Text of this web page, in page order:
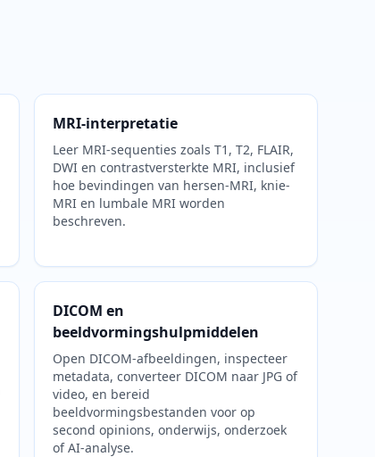
MRI-interpretatie
Leer MRI-sequenties zoals T1, T2, FLAIR,
DWI en contrastversterkte MRI, inclusief
hoe bevindingen van hersen-MRI, knie-
MRI en lumbale MRI worden
beschreven.
DICOM en
beeldvormingshulpmiddelen
Open DICOM-afbeeldingen, inspecteer
metadata, converteer DICOM naar JPG of
video, en bereid
beeldvormingsbestanden voor op
second opinions, onderwijs, onderzoek
of AI-analyse.